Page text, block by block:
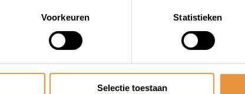
Voorkeuren Statistieken
Selectie toestaan